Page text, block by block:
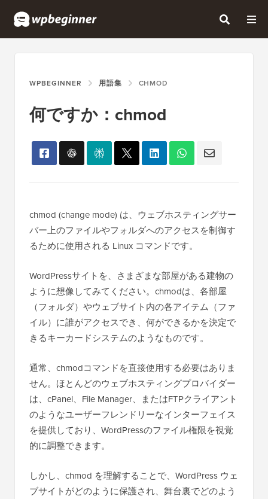
WPBEGINNER 用語集 CHMOD
何ですか：chmod
chmod (change mode) は、ウェブホスティングサー
バー上のファイルやフォルダへのアクセスを制御す
るために使用される Linux コマンドです。
WordPressサイトを、さまざまな部屋がある建物の
ように想像してみてください。chmodは、各部屋
（フォルダ）やウェブサイト内の各アイテム（ファ
イル）に誰がアクセスでき、何ができるかを決定で
きるキーカードシステムのようなものです。
通常、chmodコマンドを直接使用する必要はありま
せん。ほとんどのウェブホスティングプロバイダー
は、cPanel、File Manager、またはFTPクライアント
のようなユーザーフレンドリーなインターフェイス
を提供しており、WordPressのファイル権限を視覚
的に調整できます。
しかし、chmod を理解することで、WordPress ウェ
ブサイトがどのように保護され、舞台裏でどのよう